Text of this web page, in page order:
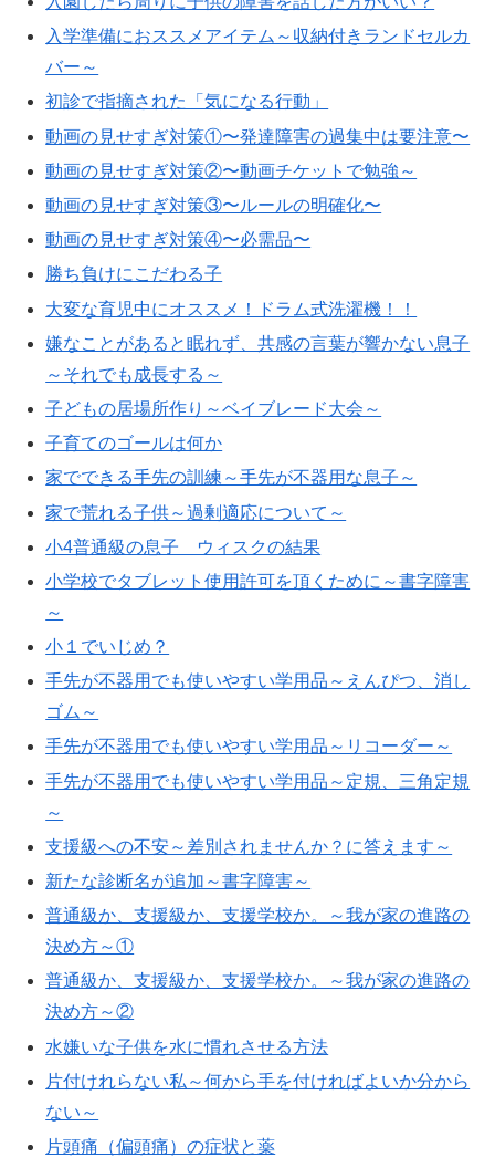
入学準備におススメアイテム～収納付きランドセルカ
バー～
初診で指摘された「気になる行動」
動画の見せすぎ対策①〜発達障害の過集中は要注意〜
動画の見せすぎ対策②〜動画チケットで勉強～
動画の見せすぎ対策③〜ルールの明確化〜
動画の見せすぎ対策④〜必需品〜
勝ち負けにこだわる子
大変な育児中にオススメ！ドラム式洗濯機！！
嫌なことがあると眠れず、共感の言葉が響かない息子
～それでも成長する～
子どもの居場所作り～ベイブレード大会～
子育てのゴールは何か
家でできる手先の訓練～手先が不器用な息子～
家で荒れる子供～過剰適応について～
小4普通級の息子 ウィスクの結果
小学校でタブレット使用許可を頂くために～書字障害
～
小１でいじめ？
手先が不器用でも使いやすい学用品～えんぴつ、消し
ゴム～
手先が不器用でも使いやすい学用品～リコーダー～
手先が不器用でも使いやすい学用品～定規、三角定規
～
支援級への不安～差別されませんか？に答えます～
新たな診断名が追加～書字障害～
普通級か、支援級か、支援学校か。～我が家の進路の
決め方～①
普通級か、支援級か、支援学校か。～我が家の進路の
決め方～②
水嫌いな子供を水に慣れさせる方法
片付けれらない私～何から手を付ければよいか分から
ない～
片頭痛（偏頭痛）の症状と薬